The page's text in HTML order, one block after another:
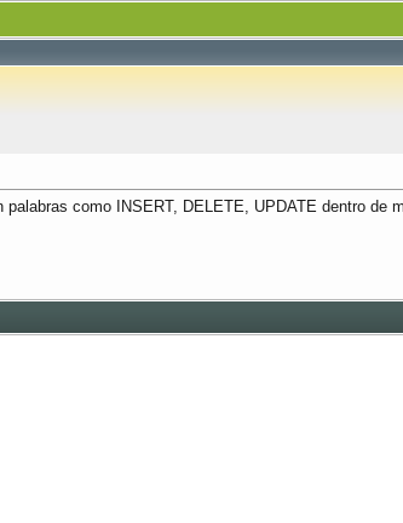
como INSERT, DELETE, UPDATE dentro